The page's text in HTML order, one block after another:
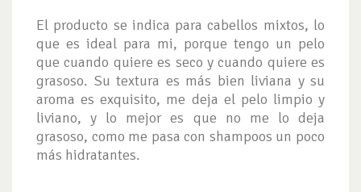
El producto se indica para cabellos mixtos, lo
que es ideal para mi, porque tengo un pelo
que cuando quiere es seco y cuando quiere es
grasoso. Su textura es más bien liviana y su
aroma es exquisito, me deja el pelo limpio y
liviano, y lo mejor es que no me lo deja
grasoso, como me pasa con shampoos un poco
más hidratantes.